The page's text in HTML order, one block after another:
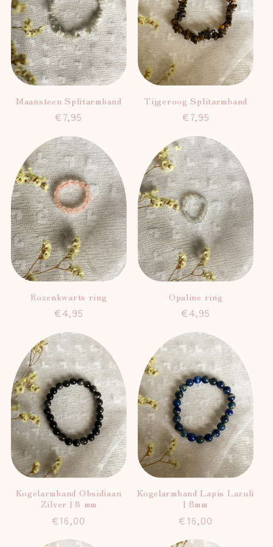
Maansteen Splitarmband
Normale
€7,95
Tijgeroog Splitarmband
Normale
€7,95
Rozenkwarts ring
Normale
€4,95
Opaline ring
Normale
€4,95
Kogelarmband Obsidiaan
Zilver | 8 mm
Normale
€16,00
Kogelarmband Lapis Lazuli
| 8mm
Normale
€16,00